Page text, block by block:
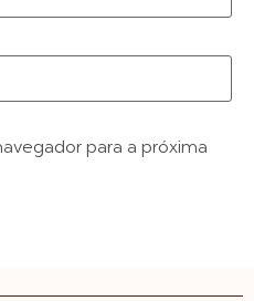
para a próxima